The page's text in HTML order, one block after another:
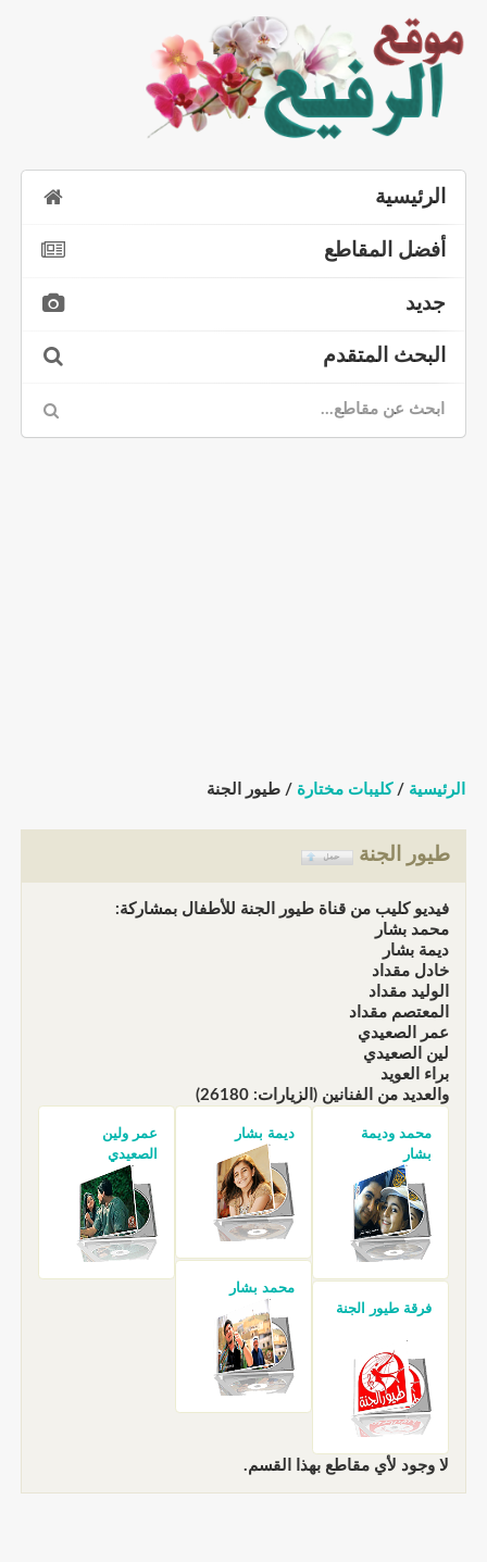
الرئيسية
أفضل المقاطع
جديد
البحث المتقدم
الرئيسية / كليبات مختارة / طيور الجنة
طيور الجنة
فيديو كليب من قناة طيور الجنة للأطفال بمشاركة:
محمد بشار
ديمة بشار
خادل مقداد
الوليد مقداد
المعتصم مقداد
عمر الصعيدي
لين الصعيدي
براء العويد
والعديد من الفنانين (الزيارات: 26180)
محمد وديمة
بشار
فرقة طيور الجنة
ديمة بشار
محمد بشار
عمر ولين
الصعيدي
لا وجود لأي مقاطع بهذا القسم.